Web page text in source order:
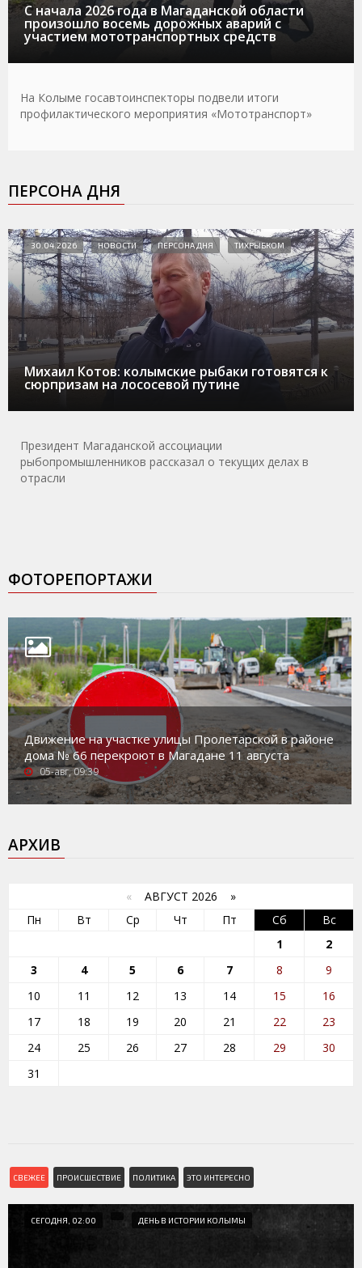
С начала 2026 года в Магаданской области
произошло восемь дорожных аварий с
участием мототранспортных средств
На Колыме госавтоинспекторы подвели итоги
профилактического мероприятия «Мототранспорт»
ПЕРСОНА ДНЯ
Михаил Котов: колымские рыбаки готовятся к
сюрпризам на лососевой путине
30.04.2026 НОВОСТИ ПЕРСОНА ДНЯ ТИХРЫБКОМ
Президент Магаданской ассоциации
рыбопромышленников рассказал о текущих делах в
отрасли
ФОТОРЕПОРТАЖИ
Движение на участке улицы Пролетарской в районе
дома № 66 перекроют в Магадане 11 августа
05-авг, 09:39
АРХИВ
« АВГУСТ 2026 »
Пн
Вт Ср Чт Пт Сб
Вс
1
2
3
4 5 6 7 8
9
10
11 12 13 14 15
16
17
18 19 20 21 22
23
24
25 26 27 28 29
30
31
СВЕЖЕЕ ПРОИСШЕСТВИЕ ПОЛИТИКА ЭТО ИНТЕРЕСНО
СЕГОДНЯ, 02:00 ДЕНЬ В ИСТОРИИ КОЛЫМЫ